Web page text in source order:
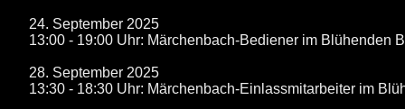
24. September 2025
13:00 - 19:00 Uhr: Märchenbach-Bediener im Blühenden
28. September 2025
13:30 - 18:30 Uhr: Märchenbach-Einlassmitarbeiter im